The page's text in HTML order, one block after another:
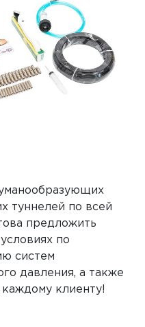
туннелей по всей
предложить
по
систем
давления, а также
клиенту!